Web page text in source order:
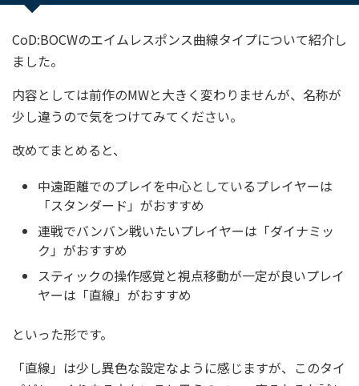
CoD:BOCWのエイムレスポンス曲線タイプについて紹介し
ました。
内容としては前作のMWと大きく変わりませんが、名称が
少し違うので気をつけてみてください。
改めてまとめると、
中遠距離でのプレイを中心としているプレイヤーは
「スタンダード」がおすすめ
連戦でバンバン戦いたいプレイヤーは「ダイナミッ
ク」がおすすめ
スティックの操作感覚と視点移動が一定が良いプレイ
ヤーは「直線」がおすすめ
といった形です。
「直線」は少し異色な設定なように感じますが、このタイ